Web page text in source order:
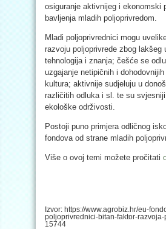
osiguranje aktivnijeg i ekonomski
bavljenja mladih poljoprivredom.
Mladi poljoprivrednici mogu
razvoju poljoprivrede zbog lakšeg
tehnologija i znanja; češće se
uzgajanje netipičnih i
kultura; aktivnije sudjeluju u
različitih odluka i sl. te su
ekološke održivosti.
Postoji puno primjera odličnog
fondova od strane mladih
Više o ovoj temi možete pročitati
Izvor: https://www.agrobiz.hr/eu-
poljoprivrednici-bitan-faktor-
15744